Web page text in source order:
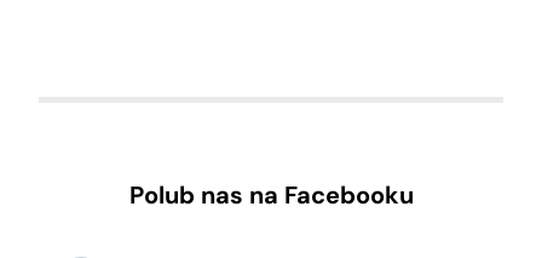
Polub nas na Facebooku